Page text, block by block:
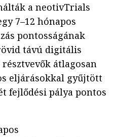
a neotivTrials
7–12 hónapos
pontosságának
távú digitális
átlagosan
eljárásokkal gyűjtött
fejlődési pálya pontos